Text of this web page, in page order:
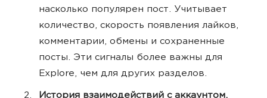
насколько популярен пост. Учитывает
количество, скорость появления лайков,
комментарии, обмены и сохраненные
посты. Эти сигналы более важны для
Explore, чем для других разделов.